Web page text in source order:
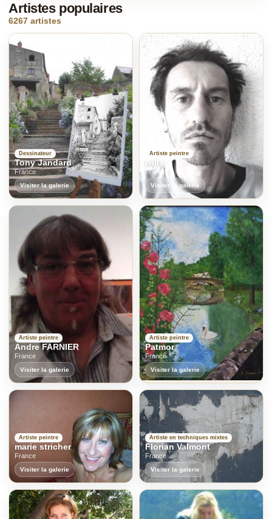
Artistes populaires
6267 artistes
Dessinateur
Tony Jandard
France
Visiter la galerie
Artiste peintre
willx
France
Visiter la galerie
Artiste peintre
Andre FARNIER
France
Visiter la galerie
Artiste peintre
Patmor
France
Visiter la galerie
Artiste peintre
marie stricher
France
Visiter la galerie
Artiste en techniques mixtes
Florian Valmont
France
Visiter la galerie